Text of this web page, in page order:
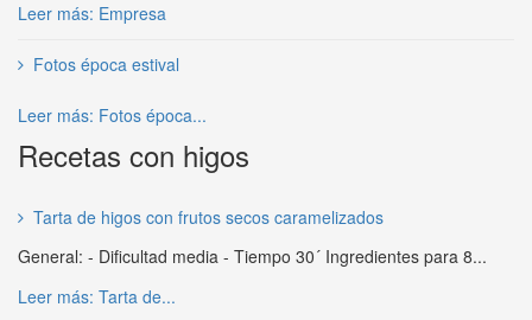
Leer más: Empresa
Fotos época estival
Leer más: Fotos época...
Recetas con higos
Tarta de higos con frutos secos caramelizados
General: - Dificultad media - Tiempo 30´ Ingredientes para 8...
Leer más: Tarta de...